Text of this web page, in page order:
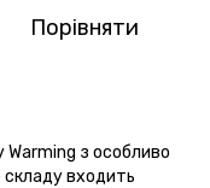
Порівняти
Warming з особливо
входить